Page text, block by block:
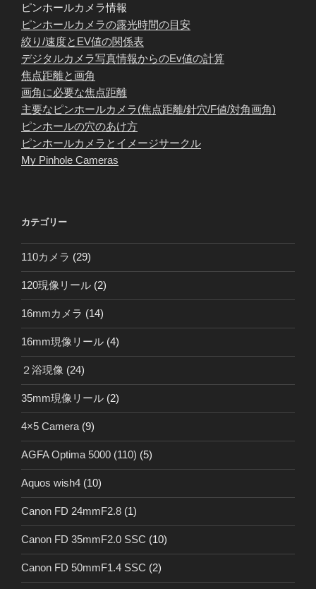
ピンホールカメラ情報
ピンホールカメラの露光時間の目安
絞り/速度とEV値の関係表
デジタルカメラ写真情報からのEv値の計算
焦点距離と画角
画角に必要な焦点距離
主要なピンホールカメラ(焦点距離/針穴/F値/対角画角)
ピンホールの穴のあけ方
ピンホールカメラとイメージサークル
My Pinhole Cameras
カテゴリー
110カメラ (29)
120現像リール (2)
16mmカメラ (14)
16mm現像リール (4)
２浴現像 (24)
35mm現像リール (2)
4×5 Camera (9)
AGFA Optima 5000 (110) (5)
Aquos wish4 (10)
Canon FD 24mmF2.8 (1)
Canon FD 35mmF2.0 SSC (10)
Canon FD 50mmF1.4 SSC (2)